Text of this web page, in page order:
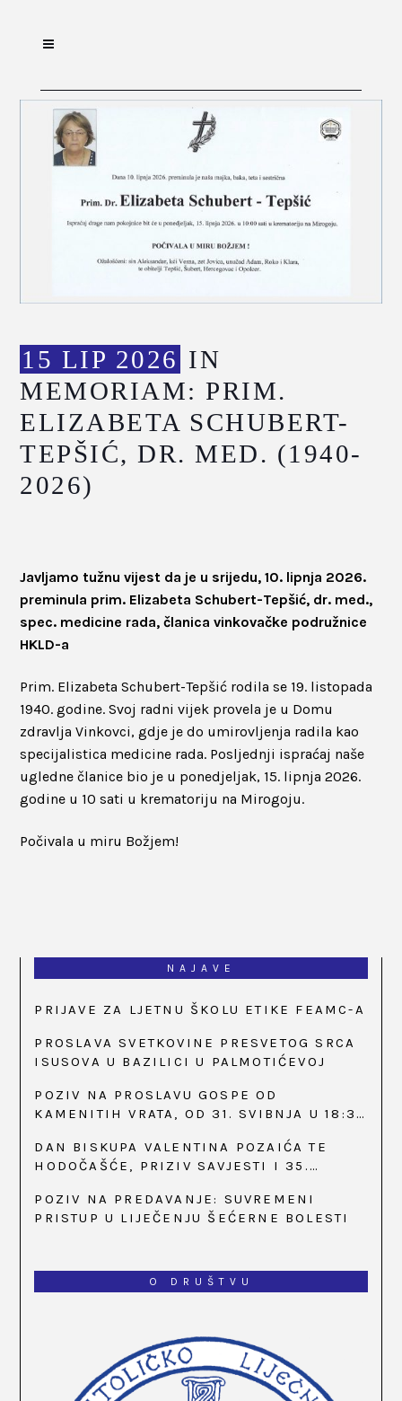
15 LIP 2026 IN
MEMORIAM: PRIM.
ELIZABETA SCHUBERT-
TEPŠIĆ, DR. MED. (1940-
2026)
Javljamo tužnu vijest da je u srijedu, 10. lipnja 2026.
preminula prim. Elizabeta Schubert-Tepšić, dr. med.,
spec. medicine rada, članica vinkovačke podružnice
HKLD-a
Prim. Elizabeta Schubert-Tepšić rodila se 19. listopada
1940. godine. Svoj radni vijek provela je u Domu
zdravlja Vinkovci, gdje je do umirovljenja radila kao
specijalistica medicine rada. Posljednji ispraćaj naše
ugledne članice bio je u ponedjeljak, 15. lipnja 2026.
godine u 10 sati u krematoriju na Mirogoju.
Počivala u miru Božjem!
NAJAVE
PRIJAVE ZA LJETNU ŠKOLU ETIKE FEAMC-A
PROSLAVA SVETKOVINE PRESVETOG SRCA
ISUSOVA U BAZILICI U PALMOTIĆEVOJ
POZIV NA PROSLAVU GOSPE OD
KAMENITIH VRATA, OD 31. SVIBNJA U 18:30
DAN BISKUPA VALENTINA POZAIĆA TE
HODOČAŠĆE, PRIZIV SAVJESTI I 35.
BISTRICI, OD 15. DO 17. SVIBNJA
POZIV NA PREDAVANJE: SUVREMENI
PRISTUP U LIJEČENJU ŠEĆERNE BOLESTI
O DRUŠTVU